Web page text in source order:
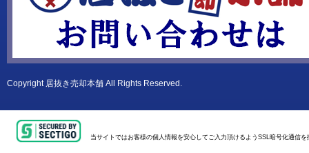
Copyright 居抜き売却本舗 All Rights Reserved.
当サイトではお客様の個人情報を安心してご入力頂けるようSSL暗号化通信